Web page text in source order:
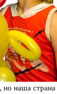
но наша страна